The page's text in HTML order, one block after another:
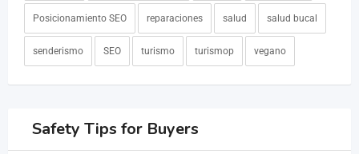
Posicionamiento SEO reparaciones salud salud bucal
senderismo SEO turismo turismop vegano
Safety Tips for Buyers